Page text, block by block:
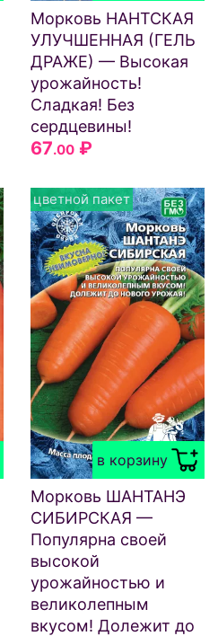
Морковь НАНТСКАЯ
УЛУЧШЕННАЯ (ГЕЛЬ
ДРАЖЕ) — Высокая
урожайность!
Сладкая! Без
сердцевины!
67.00 ₽
в корзину
цветной пакет
Морковь ШАНТАНЭ
СИБИРСКАЯ —
Популярна своей
высокой
урожайностью и
великолепным
вкусом! Долежит до